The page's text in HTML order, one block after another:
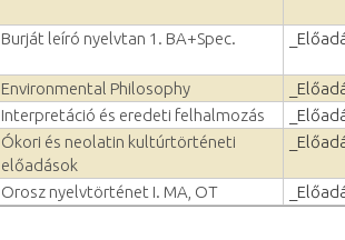
Burját leíró nyelvtan 1. BA+Spec.
Environmental Philosophy
Interpretáció és eredeti felhalmozás
Ókori és neolatin kultúrtörténeti
előadások
Orosz nyelvtörténet I. MA, OT